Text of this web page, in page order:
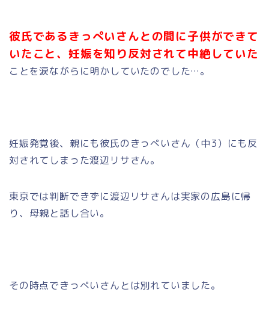
彼氏であるきっぺいさんとの間に子供ができて
いたこと、妊娠を知り反対されて中絶していた
ことを涙ながらに明かしていたのでした…。
妊娠発覚後、親にも彼氏のきっぺいさん（中3）にも反
対されてしまった渡辺リサさん。
東京では判断できずに渡辺リサさんは実家の広島に帰
り、母親と話し合い。
その時点できっぺいさんとは別れていました。